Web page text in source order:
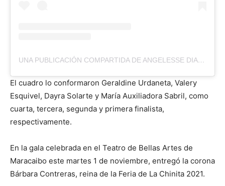
UNA PUBLICACIÓN COMPARTIDA DE ANGELESSE DIAZ NAIM (@ANGELESSEDNAIM)
El cuadro lo conformaron Geraldine Urdaneta, Valery
Esquivel, Dayra Solarte y María Auxiliadora Sabril, como
cuarta, tercera, segunda y primera finalista,
respectivamente.
En la gala celebrada en el Teatro de Bellas Artes de
Maracaibo este martes 1 de noviembre, entregó la corona
Bárbara Contreras, reina de la Feria de La Chinita 2021.